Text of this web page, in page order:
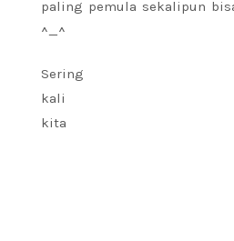
paling pemula sekalipun
^_^
Sering
kali
kita